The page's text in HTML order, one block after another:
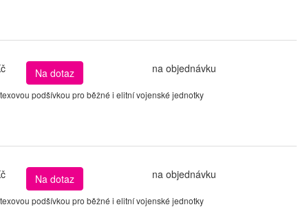
Na dotaz na objednávku
podšívkou pro běžné i elitní vojenské jednotky
Na dotaz na objednávku
podšívkou pro běžné i elitní vojenské jednotky